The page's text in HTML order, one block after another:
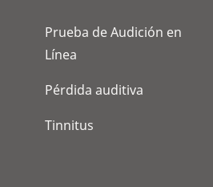
Prueba de Audición en
Línea
Pérdida auditiva
Tinnitus